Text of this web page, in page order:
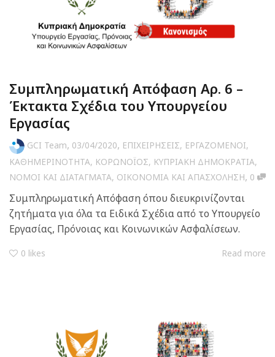
Συμπληρωματική Απόφαση Αρ. 6 –
Έκτακτα Σχέδια του Υπουργείου
Εργασίας
GCI Team, 03/04/2020, ΕΠΙΧΕΙΡΗΣΕΙΣ, ΕΡΓΑΖΟΜΕΝΟΙ,
ΚΑΘΗΜΕΡΙΝΟΤΗΤΑ, ΚΟΡΩΝΟΪΟΣ, ΚΥΠΡΙΑΚΗ ΔΗΜΟΚΡΑΤΙΑ,
ΝΟΜΟΙ ΚΑΙ ΔΙΑΤΑΓΜΑΤΑ, ΟΙΚΟΝΟΜΙΑ ΚΑΙ ΑΠΑΣΧΟΛΗΣΗ, 0
Συμπληρωματική Απόφαση όπου διευκρινίζονται
ζητήματα για όλα τα Ειδικά Σχέδια από το Υπουργείο
Εργασίας, Πρόνοιας και Κοινωνικών Ασφαλίσεων.
0 likes Read more